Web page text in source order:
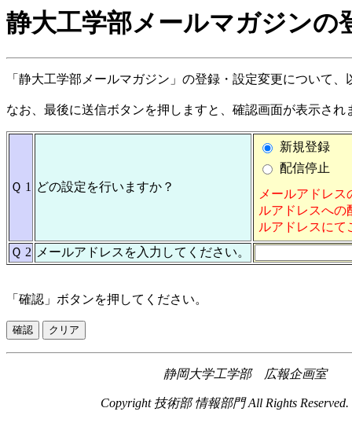
静大工学部メールマガジンの
「静大工学部メールマガジン」の登録・設定変更について
なお、最後に送信ボタンを押しますと、確認画面が表示され
Ｑ 1 どの設定を行いますか？
新規登録
配信停止
メールアドレス
ルアドレスへの
ルアドレスにて
Ｑ 2 メールアドレスを入力してください。
「確認」ボタンを押してください。
静岡大学工学部 広報企画室
Copyright 技術部 情報部門 All Rights Reserved.